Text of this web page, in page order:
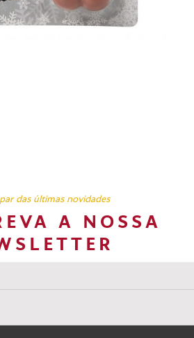
das últimas novidades
A NOSSA